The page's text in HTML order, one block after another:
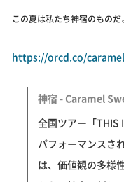
この夏は私たち神宿のもの
https://orcd.co/caramel
神宿 - Caramel
全国ツアー「THIS
パフォーマンスさ
は、価値観の多様